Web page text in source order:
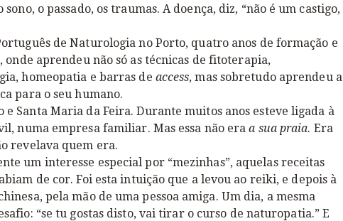
sono, o passado, os traumas. A doença, diz, “não é um castigo,
de Naturologia no Porto, quatro anos de formação e
onde aprendeu não só as técnicas de fitoterapia,
homeopatia e barras de access, mas sobretudo aprendeu a
para o seu humano.
e Santa Maria da Feira. Durante muitos anos esteve ligada à
numa empresa familiar. Mas essa não eraa sua praia. Era
revelava quem era.
um interesse especial por “mezinhas”, aquelas receitas
de cor. Foi esta intuição que a levou ao reiki, e depois à
pela mão de uma pessoa amiga. Um dia, a mesma
“se tu gostas disto, vai tirar o curso de naturopatia.” E